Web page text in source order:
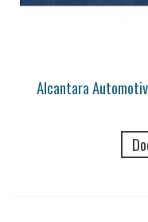
Alcantara